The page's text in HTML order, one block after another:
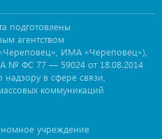
подготовлены
агентством
ИМА «Череповец»),
№ ФС 77 — 59024 от 18.08.2014
в сфере связи,
коммуникаций
учреждение